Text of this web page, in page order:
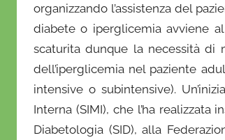
organizzando l’assistenza del
diabete o iperglicemia avviene
scaturita dunque la necessità di
dell’iperglicemia nel paziente
intensive o subintensive).
Interna (SIMI), che l’ha realizzata
Diabetologia (SID), alla